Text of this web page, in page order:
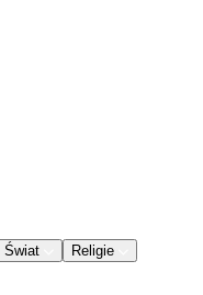
Świat
Religie